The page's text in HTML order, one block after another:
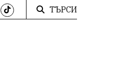
ТЪРСИ